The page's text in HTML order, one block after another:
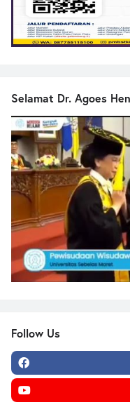
Selamat Dr. Agoes
Follow Us